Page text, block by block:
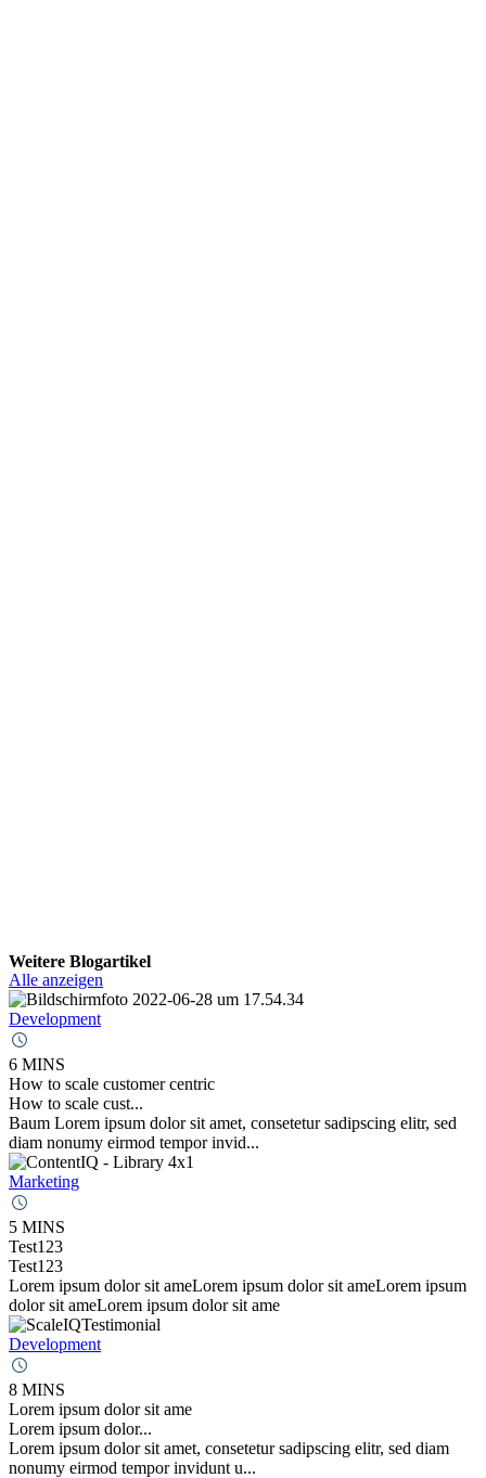
Weitere Blogartikel
Alle anzeigen
Development
6 MINS
How to scale customer centric
How to scale cust...
Baum Lorem ipsum dolor sit amet, consetetur sadipscing elitr, sed
diam nonumy eirmod tempor invid...
Marketing
5 MINS
Test123
Test123
Lorem ipsum dolor sit ameLorem ipsum dolor sit ameLorem ipsum
dolor sit ameLorem ipsum dolor sit ame
Development
8 MINS
Lorem ipsum dolor sit ame
Lorem ipsum dolor...
Lorem ipsum dolor sit amet, consetetur sadipscing elitr, sed diam
nonumy eirmod tempor invidunt u...